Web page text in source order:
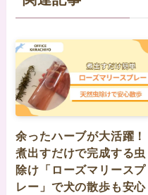
余ったハーブが大活躍！
煮出すだけで完成する虫
除け「ローズマリースプ
レー」で犬の散歩も安心